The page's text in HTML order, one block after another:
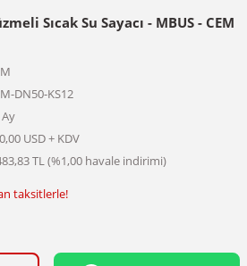
Sıcak Su Sayacı - MBUS - CEM
DN50-KS12
USD + KDV
TL (%1,00 havale indirimi)
taksitlerle!